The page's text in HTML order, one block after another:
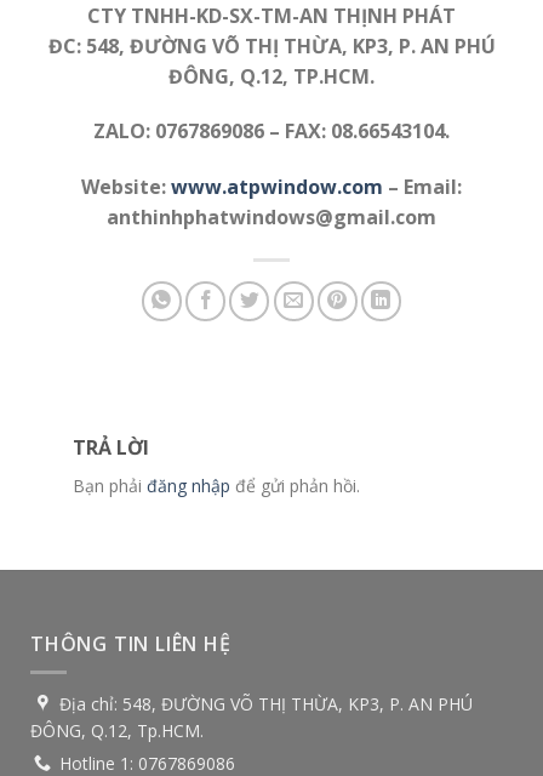
CTY TNHH-KD-SX-TM-AN THỊNH PHÁT
ĐC: 548, ĐƯỜNG VÕ THỊ THỪA, KP3, P. AN PHÚ
ĐÔNG, Q.12, TP.HCM.
ZALO: 0767869086 – FAX: 08.66543104.
Website:www.atpwindow.com – Email:
anthinhphatwindows@gmail.com
TRẢ LỜI
Bạn phải đăng nhập để gửi phản hồi.
THÔNG TIN LIÊN HỆ
Địa chỉ: 548, ĐƯỜNG VÕ THỊ THỪA, KP3, P. AN PHÚ
ĐÔNG, Q.12, Tp.HCM.
Hotline 1: 0767869086